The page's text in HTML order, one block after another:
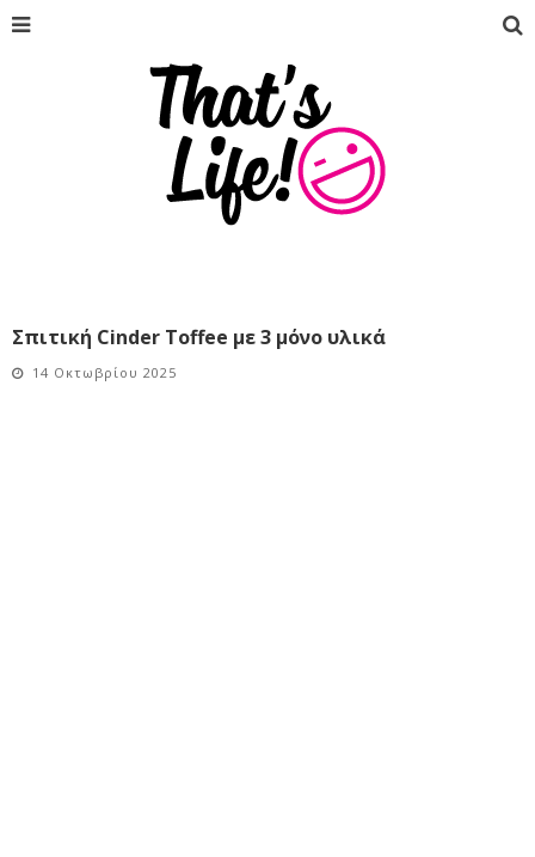
Σπιτική Cinder Toffee με 3 μόνο υλικά
14 Οκτωβρίου 2025